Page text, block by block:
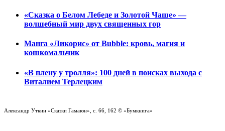
«Сказка о Белом Лебеде и Золотой Чаше» —
волшебный мир двух священных гор
Манга «Ликорис» от Bubble: кровь, магия и
кошкомальчик
«В плену у тролля»: 100 дней в поисках выхода с
Виталием Терлецким
Александр Уткин «Сказки Гамаюн», с. 66 , 162 © «Бумкнига»